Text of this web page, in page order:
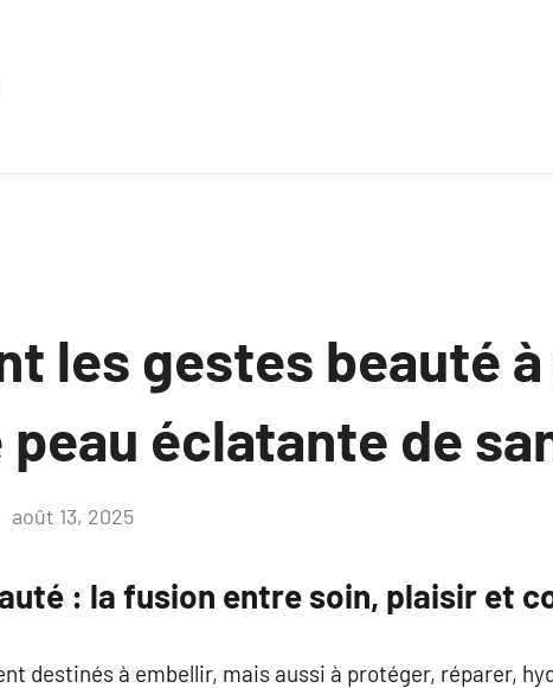
les gestes beauté
peau éclatante de
août 13, 2025
: la fusion entre soin, plaisir et
destinés à embellir, mais aussi à protéger, réparer,